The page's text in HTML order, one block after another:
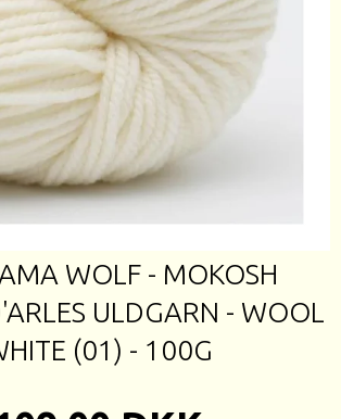
WOLF - MOKOSH
ULDGARN - WOOL
(01) - 100G